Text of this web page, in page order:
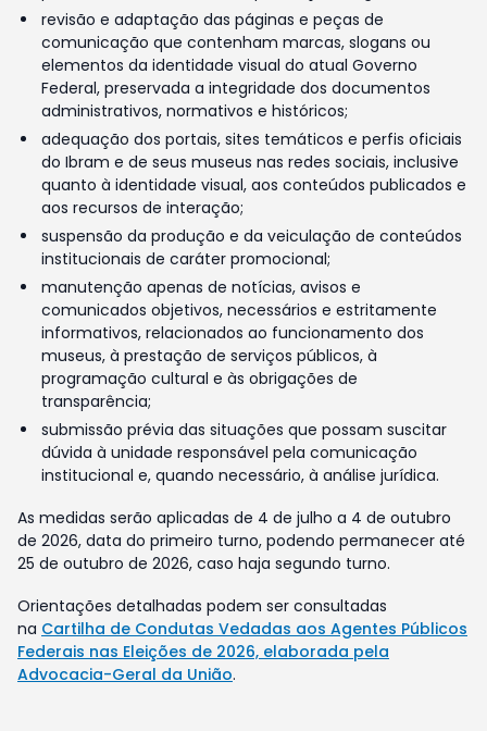
revisão e adaptação das páginas e peças de
comunicação que contenham marcas, slogans ou
elementos da identidade visual do atual Governo
Federal, preservada a integridade dos documentos
administrativos, normativos e históricos;
adequação dos portais, sites temáticos e perfis oficiais
do Ibram e de seus museus nas redes sociais, inclusive
quanto à identidade visual, aos conteúdos publicados e
aos recursos de interação;
suspensão da produção e da veiculação de conteúdos
institucionais de caráter promocional;
manutenção apenas de notícias, avisos e
comunicados objetivos, necessários e estritamente
informativos, relacionados ao funcionamento dos
museus, à prestação de serviços públicos, à
programação cultural e às obrigações de
transparência;
submissão prévia das situações que possam suscitar
dúvida à unidade responsável pela comunicação
institucional e, quando necessário, à análise jurídica.
As medidas serão aplicadas de 4 de julho a 4 de outubro
de 2026, data do primeiro turno, podendo permanecer até
25 de outubro de 2026, caso haja segundo turno.
Orientações detalhadas podem ser consultadas
na Cartilha de Condutas Vedadas aos Agentes Públicos
Federais nas Eleições de 2026, elaborada pela
Advocacia-Geral da União.